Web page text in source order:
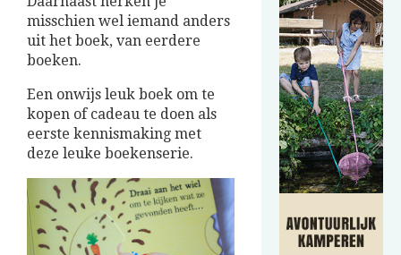
misschien wel iemand anders
uit het boek, van eerdere
boeken.
Een onwijs leuk boek om te
kopen of cadeau te doen als
eerste kennismaking met
deze leuke boekenserie.